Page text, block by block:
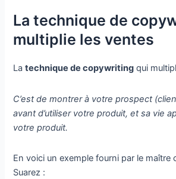
La technique de
multiplie les ventes
Latechnique de copywriting qui
C’est de montrer à votre prospect
avant d’utiliser votre produit, et sa vie
votre produit.
En voici un exemple fourni par le maître
Suarez :